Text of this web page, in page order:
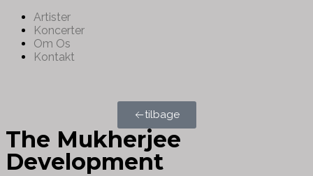
Artister
Koncerter
Om Os
Kontakt
tilbage
The Mukherjee
Development